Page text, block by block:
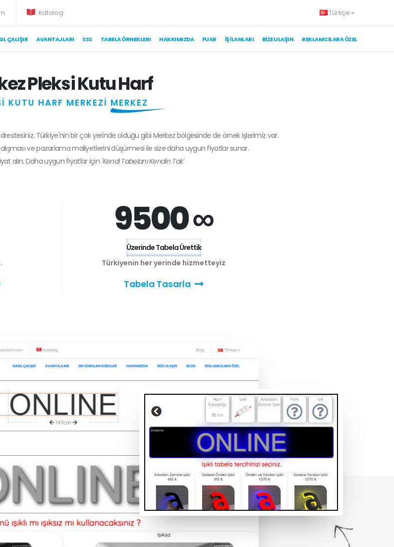
Katalog Türkçe
ÇALIŞIR AVANTAJLARI SSS TABELA ÖRNEKLERI HAKKIMIZDA FUAR İŞ İLANLARI BIZE ULAŞIN REKLAMCILARA ÖZEL
Pleksi Kutu Harf
KUTU HARF MERKEZİ MERKEZ
Türkiye'nin bir çok yerinde olduğu gibi Merkez bölgesinde de örnek işlerimiz var.
ve pazarlama maliyetlerini düşürmesi ile size daha uygun fiyatlar sunar.
alın. Daha uygun fiyatlar için 'Kendi Tabelanı Kendin Tak'
9500 ∞
Üzerinde Tabela Ürettik
Türkiyenin her yerinde hizmetteyiz
Tabela Tasarla